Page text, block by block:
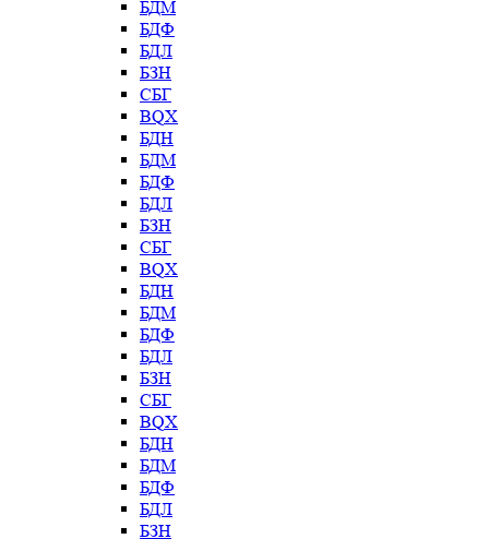
БДМ
БДФ
БДЛ
БЗН
СБГ
BQX
БДН
БДМ
БДФ
БДЛ
БЗН
СБГ
BQX
БДН
БДМ
БДФ
БДЛ
БЗН
СБГ
BQX
БДН
БДМ
БДФ
БДЛ
БЗН